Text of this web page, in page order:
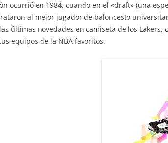
ocurrió en 1984, cuando en el «draft» (una
al mejor jugador de baloncesto
últimas novedades en camiseta de los
equipos de la NBA favoritos.